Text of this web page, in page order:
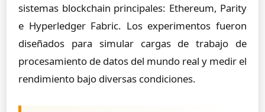
sistemas blockchain principales: Ethereum, Parity
e Hyperledger Fabric. Los experimentos fueron
diseñados para simular cargas de trabajo de
procesamiento de datos del mundo real y medir el
rendimiento bajo diversas condiciones.